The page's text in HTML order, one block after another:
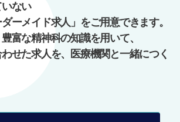
ない
ーメイド求人」をご用意できます。
富な精神科の知識を用いて、
せた求人を、医療機関と一緒につく